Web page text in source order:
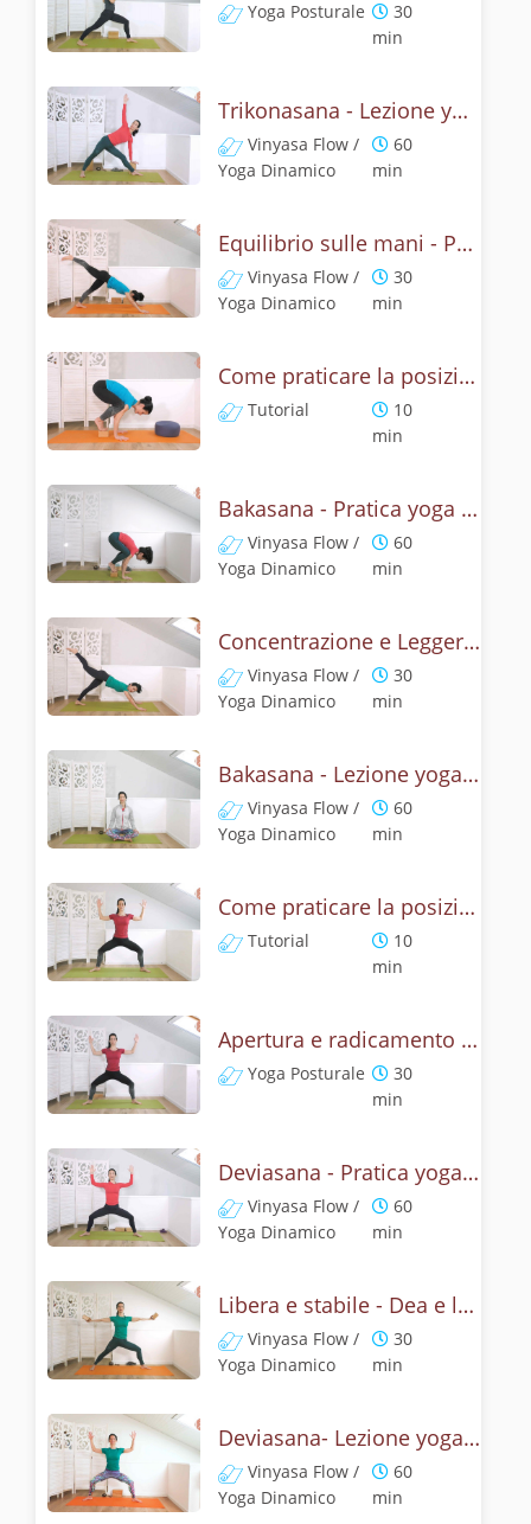
Yoga Posturale
30
min
Trikonasana - Lezione yoga con la mitologia della posizione del triangolo
Vinyasa Flow /
Yoga Dinamico
60
min
Equilibrio sulle mani - Pratica con la posizione del corvo
Vinyasa Flow /
Yoga Dinamico
30
min
Come praticare la posizione del corvo? Tutorial Bakasana
Tutorial
10
min
Bakasana - Pratica yoga con la tecnica della posizione del corvo
Vinyasa Flow /
Yoga Dinamico
60
min
Concentrazione e Leggerezza con la posizione del Corvo
Vinyasa Flow /
Yoga Dinamico
30
min
Bakasana - Lezione yoga con la mitologia della posizione del corvo
Vinyasa Flow /
Yoga Dinamico
60
min
Come praticare la posizione della Dea? Tutorial di Deviasana
Tutorial
10
min
Apertura e radicamento con la posizione della Dea
Yoga Posturale
30
min
Deviasana - Pratica yoga con la tecnica della posizione della Dea
Vinyasa Flow /
Yoga Dinamico
60
min
Libera e stabile - Dea e leone
Vinyasa Flow /
Yoga Dinamico
30
min
Deviasana- Lezione yoga con la mitologia della posizione della Dea
Vinyasa Flow /
Yoga Dinamico
60
min